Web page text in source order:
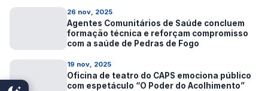
26 nov, 2025
Agentes Comunitários de Saúde concluem
formação técnica e reforçam compromisso
com a saúde de Pedras de Fogo
19 nov, 2025
Oficina de teatro do CAPS emociona público
com espetáculo “O Poder do Acolhimento”